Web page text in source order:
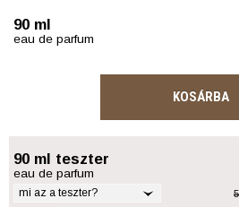
90 ml
eau de parfum
KOSÁRBA
90 ml teszter
eau de parfum
mi az a teszter?